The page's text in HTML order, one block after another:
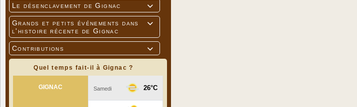

Le désenclavement de Gignac

Grands et petits événements dans
l'histoire récente de Gignac

Contributions
Quel temps fait-il à Gignac ?